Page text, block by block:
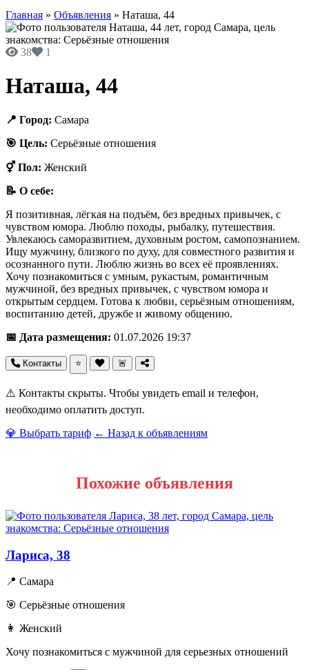
Главная » Объявления » Наташа, 44
38 1
Наташа, 44
📍 Город: Самара
🎯 Цель: Серьёзные отношения
⚥ Пол: Женский
📝 О себе:
Я позитивная, лёгкая на подъём, без вредных привычек, с
чувством юмора. Люблю походы, рыбалку, путешествия.
Увлекаюсь саморазвитием, духовным ростом, самопознанием.
Ищу мужчину, близкого по духу, для совместного развития и
осознанного пути. Люблю жизнь во всех её проявлениях.
Хочу познакомиться с умным, рукастым, романтичным
мужчиной, без вредных привычек, с чувством юмора и
открытым сердцем. Готова к любви, серьёзным отношениям,
воспитанию детей, дружбе и живому общению.
📅 Дата размещения: 01.07.2026 19:37
Контакты ⭐ 🚨
⚠️ Контакты скрыты. Чтобы увидеть email и телефон,
необходимо оплатить доступ.
💎 Выбрать тариф ← Назад к объявлениям
Похожие объявления
Лариса, 38
📍 Самара
🎯 Серьёзные отношения
👩 Женский
Хочу познакомиться с мужчиной для серьезных отношений